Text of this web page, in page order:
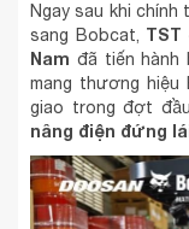
Ngay sau khi
sang Bobcat, TST
Nam đã tiến hành
mang thương
giao trong đợt
nâng điện đứng